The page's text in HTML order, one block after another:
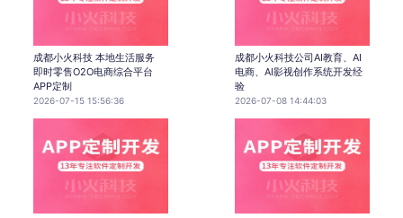
成都小火科技 本地生活服务
即时零售O2O电商综合平台
APP定制
2026-07-15 15:56:36
成都小火科技公司AI教育、AI
电商、AI影视创作系统开发经
验
2026-07-08 14:44:03